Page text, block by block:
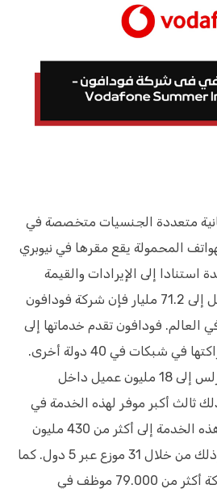
متعددة الجنسيات متخصصة في
المحمولة يقع مقرها في نيوبري
استنادا إلى الإيرادات والقيمة
السوقية للشركة التي تصل إلى 71.2 مليار فإن شركة فودافون
العالم. فودافون تقدم خدماتها إلى
30 دولة بالإضافة إلى شراكتها في شبكات في 40 دولة أخرى.
تقدم فودافون خدمة وايرلس إلى 18 مليون عميل داخل
ثالث أكبر موفر لهذه الخدمة في
المملكة. وتقدم الشركة هذه الخدمة إلى أكثر من 430 مليون
عميل اعتبارًا من 2014 وذلك من خلال 31 موزع عبر 5 دول. كما
بلغ عدد الموظفين بالشركة أكثر من 79.000 موظف في